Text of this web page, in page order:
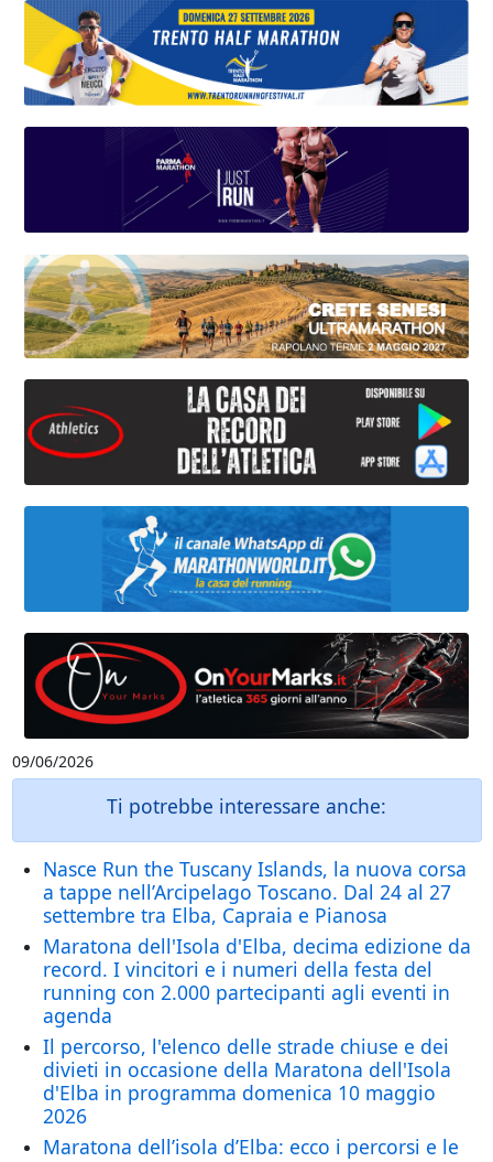
09/06/2026
Ti potrebbe interessare anche:
Nasce Run the Tuscany Islands, la nuova corsa
a tappe nell’Arcipelago Toscano. Dal 24 al 27
settembre tra Elba, Capraia e Pianosa
Maratona dell'Isola d'Elba, decima edizione da
record. I vincitori e i numeri della festa del
running con 2.000 partecipanti agli eventi in
agenda
Il percorso, l'elenco delle strade chiuse e dei
divieti in occasione della Maratona dell'Isola
d'Elba in programma domenica 10 maggio
2026
Maratona dell’isola d’Elba: ecco i percorsi e le